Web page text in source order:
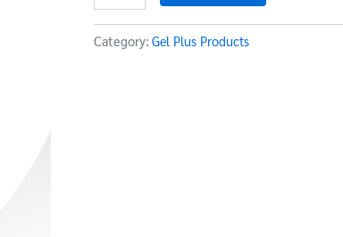
กล่อง
มี
30
Category: Gel Plus Products